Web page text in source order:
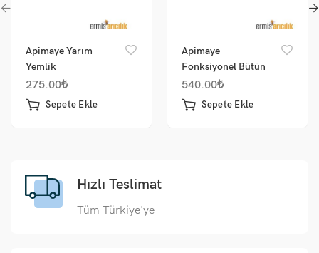
Apimaye Yarım
Yemlik
275.00₺
Sepete Ekle
Apimaye
Fonksiyonel Bütün
Yemlik
540.00₺
Sepete Ekle
Hızlı Teslimat
Tüm Türkiye'ye